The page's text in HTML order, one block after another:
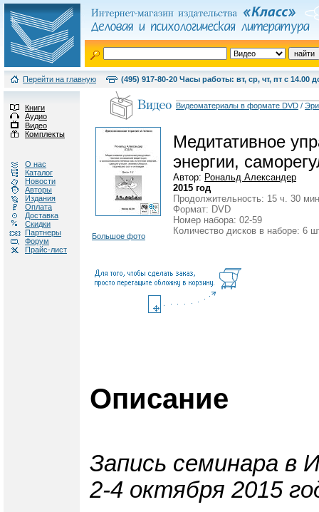
Перейти на главную (495) 917-80-20 Часы работы: вт, ср, чт, пт с 14.00
Книги
Аудио
Видео
Комплекты
О нас
Каталог
Новости
Авторы
Издания
Оплата
Доставка
Скидки
Партнеры
Форум
Прайс-лист
Видеоматериалы в формате DVD /
Большое фото
Медитативное
энергии,
Автор: Рональд Александер
2015 год
Продолжительность: 15 ч. 30
Формат: DVD
Номер набора: 02-59
Количество дисков в наборе: 6
Описание
Запись семинара в
2-4 октября 2015